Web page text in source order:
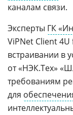
каналам связи.
Эксперты ГК
ViPNet Client
встраивании в
от «НЭК.Тех»
требованиям
для